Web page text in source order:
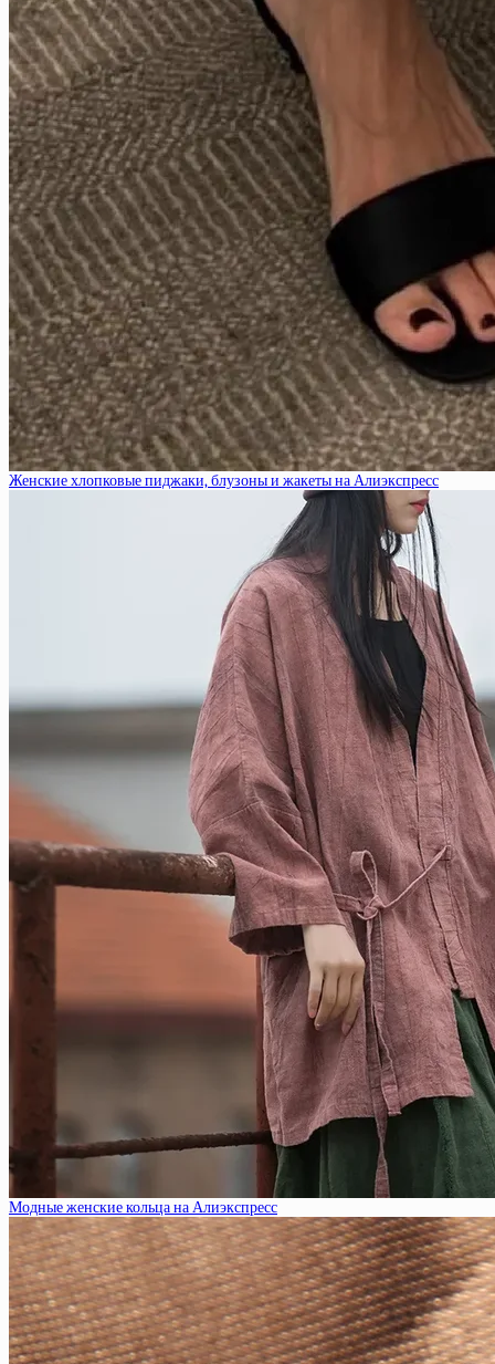
Женские хлопковые пиджаки, блузоны и жакеты на Алиэкспресс
Модные женские кольца на Алиэкспресс